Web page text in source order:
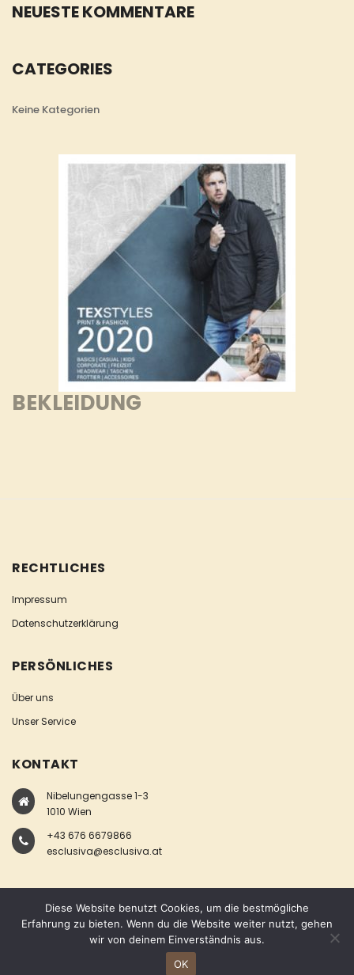
NEUESTE KOMMENTARE
CATEGORIES
Keine Kategorien
BEKLEIDUNG
RECHTLICHES
Impressum
Datenschutzerklärung
PERSÖNLICHES
Über uns
Unser Service
KONTAKT
Nibelungengasse 1-3
1010 Wien
+43 676 6679866
esclusiva@esclusiva.at
COPYRIGHT © ESCLUSIVA
Diese Website benutzt Cookies, um die bestmögliche
Erfahrung zu bieten. Wenn du die Website weiter nutzt, gehen
wir von deinem Einverständnis aus.
OK